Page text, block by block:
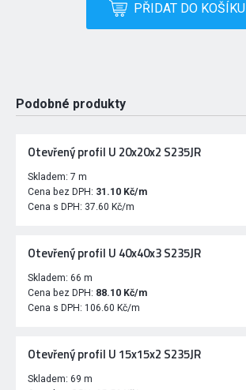
PŘIDAT DO KOŠÍKU
Podobné produkty
Otevřený profil U 20x20x2 S235JR
Skladem: 7 m
Cena bez DPH: 31.10 Kč/m
Cena s DPH: 37.60 Kč/m
Otevřený profil U 40x40x3 S235JR
Skladem: 66 m
Cena bez DPH: 88.10 Kč/m
Cena s DPH: 106.60 Kč/m
Otevřený profil U 15x15x2 S235JR
Skladem: 69 m